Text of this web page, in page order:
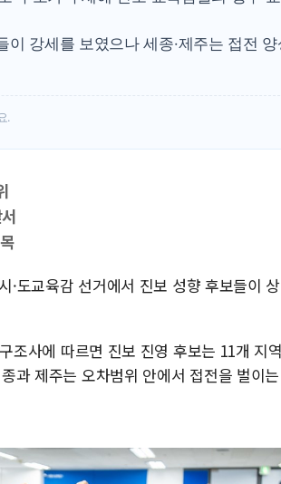
'화합'
강세를 보였으나 세종·제주는 접전 양
.
도교육감 선거에서 진보 성향 후보들이
조사에 따르면 진보 진영 후보는 11개 지
과 제주는 오차범위 안에서 접전을 벌이